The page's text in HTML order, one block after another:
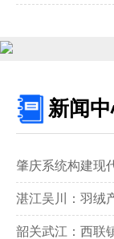
新闻
肇庆系统构建现
湛江吴川：羽绒
领跑全国赛道‌
韶关武江：西联